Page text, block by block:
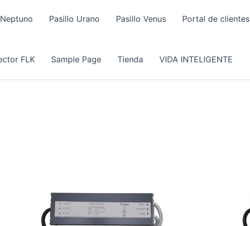
Pasillo Urano Pasillo Venus Portal de clientes
FLK Sample Page Tienda VIDA INTELIGENTE